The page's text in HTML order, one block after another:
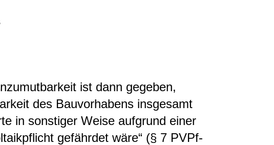
ist dann gegeben,
des Bauvorhabens insgesamt
in sonstiger Weise aufgrund einer
gefährdet wäre“ (§ 7 PVPf-